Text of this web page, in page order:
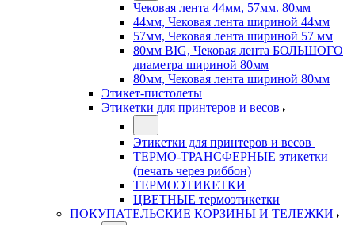
Чековая лента 44мм, 57мм. 80мм
44мм, Чековая лента шириной 44мм
57мм, Чековая лента шириной 57 мм
80мм BIG, Чековая лента БОЛЬШОГО
диаметра шириной 80мм
80мм, Чековая лента шириной 80мм
Этикет-пистолеты
Этикетки для принтеров и весов
Этикетки для принтеров и весов
ТЕРМО-ТРАНСФЕРНЫЕ этикетки
(печать через риббон)
ТЕРМОЭТИКЕТКИ
ЦВЕТНЫЕ термоэтикетки
ПОКУПАТЕЛЬСКИЕ КОРЗИНЫ И ТЕЛЕЖКИ